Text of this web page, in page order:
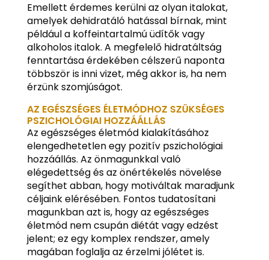
Emellett érdemes kerülni az olyan italokat,
amelyek dehidratáló hatással bírnak, mint
például a koffeintartalmú üdítők vagy
alkoholos italok. A megfelelő hidratáltság
fenntartása érdekében célszerű naponta
többször is inni vizet, még akkor is, ha nem
érzünk szomjúságot.
AZ EGÉSZSÉGES ÉLETMÓDHOZ SZÜKSÉGES
PSZICHOLÓGIAI HOZZÁÁLLÁS
Az egészséges életmód kialakításához
elengedhetetlen egy pozitív pszichológiai
hozzáállás. Az önmagunkkal való
elégedettség és az önértékelés növelése
segíthet abban, hogy motiváltak maradjunk
céljaink elérésében. Fontos tudatosítani
magunkban azt is, hogy az egészséges
életmód nem csupán diétát vagy edzést
jelent; ez egy komplex rendszer, amely
magában foglalja az érzelmi jólétet is.